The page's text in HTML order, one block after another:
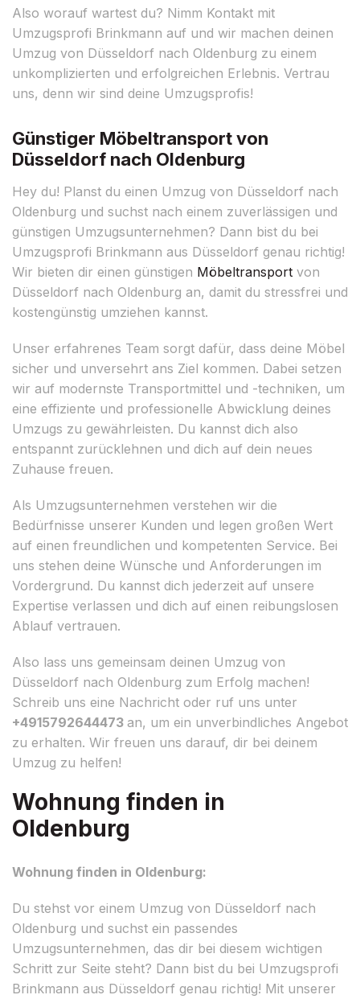
Also worauf wartest du? Nimm Kontakt mit
Umzugsprofi Brinkmann auf und wir machen deinen
Umzug von Düsseldorf nach Oldenburg zu einem
unkomplizierten und erfolgreichen Erlebnis. Vertrau
uns, denn wir sind deine Umzugsprofis!
Günstiger Möbeltransport von
Düsseldorf nach Oldenburg
Hey du! Planst du einen Umzug von Düsseldorf nach
Oldenburg und suchst nach einem zuverlässigen und
günstigen Umzugsunternehmen? Dann bist du bei
Umzugsprofi Brinkmann aus Düsseldorf genau richtig!
Wir bieten dir einen günstigen Möbeltransport von
Düsseldorf nach Oldenburg an, damit du stressfrei und
kostengünstig umziehen kannst.
Unser erfahrenes Team sorgt dafür, dass deine Möbel
sicher und unversehrt ans Ziel kommen. Dabei setzen
wir auf modernste Transportmittel und -techniken, um
eine effiziente und professionelle Abwicklung deines
Umzugs zu gewährleisten. Du kannst dich also
entspannt zurücklehnen und dich auf dein neues
Zuhause freuen.
Als Umzugsunternehmen verstehen wir die
Bedürfnisse unserer Kunden und legen großen Wert
auf einen freundlichen und kompetenten Service. Bei
uns stehen deine Wünsche und Anforderungen im
Vordergrund. Du kannst dich jederzeit auf unsere
Expertise verlassen und dich auf einen reibungslosen
Ablauf vertrauen.
Also lass uns gemeinsam deinen Umzug von
Düsseldorf nach Oldenburg zum Erfolg machen!
Schreib uns eine Nachricht oder ruf uns unter
+4915792644473 an, um ein unverbindliches Angebot
zu erhalten. Wir freuen uns darauf, dir bei deinem
Umzug zu helfen!
Wohnung finden in
Oldenburg
Wohnung finden in Oldenburg:
Du stehst vor einem Umzug von Düsseldorf nach
Oldenburg und suchst ein passendes
Umzugsunternehmen, das dir bei diesem wichtigen
Schritt zur Seite steht? Dann bist du bei Umzugsprofi
Brinkmann aus Düsseldorf genau richtig! Mit unserer